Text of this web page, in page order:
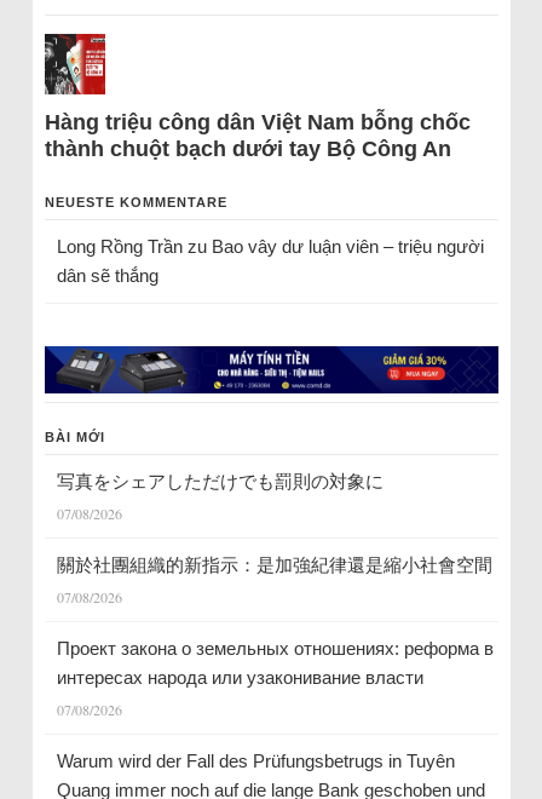
Hàng triệu công dân Việt Nam bỗng chốc
thành chuột bạch dưới tay Bộ Công An
NEUESTE KOMMENTARE
Long Rồng Trầnzu Bao vây dư luận viên – triệu người
dân sẽ thắng
BÀI MỚI
写真をシェアしただけでも罰則の対象に
07/08/2026
關於社團組織的新指示：是加強紀律還是縮小社會空間
07/08/2026
Проект закона о земельных отношениях: реформа в
интересах народа или узаконивание власти
07/08/2026
Warum wird der Fall des Prüfungsbetrugs in Tuyên
Quang immer noch auf die lange Bank geschoben und